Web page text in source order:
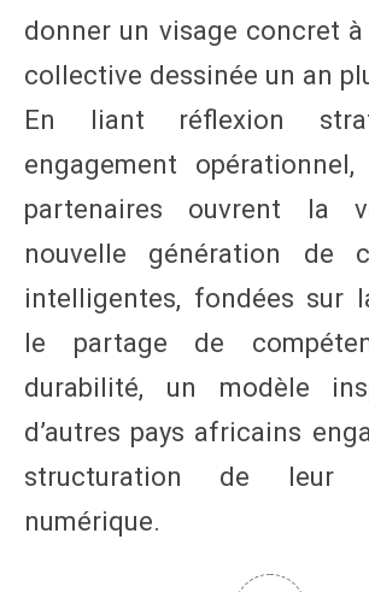
donner un visage concret
collective dessinée un an
En liant réflexion
engagement
partenaires ouvrent la
nouvelle génération de
intelligentes, fondées sur
le partage de
durabilité, un modèle
d’autres pays africains
structuration de leur
numérique.